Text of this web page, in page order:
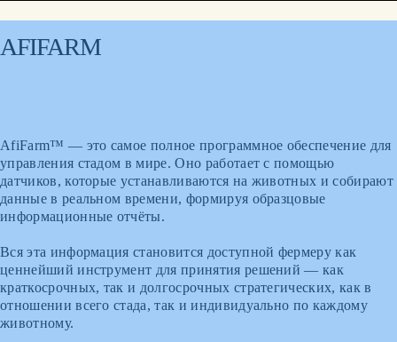
AFIFARM
AfiFarm™ — это самое полное программное обеспечение для
управления стадом в мире. Оно работает с помощью
датчиков, которые устанавливаются на животных и собирают
данные в реальном времени, формируя образцовые
информационные отчёты.
Вся эта информация становится доступной фермеру как
ценнейший инструмент для принятия решений — как
краткосрочных, так и долгосрочных стратегических, как в
отношении всего стада, так и индивидуально по каждому
животному.